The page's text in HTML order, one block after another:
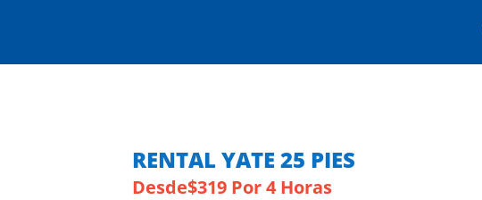
RENTAL YATE 25 PIES
Desde$319Por 4 Horas